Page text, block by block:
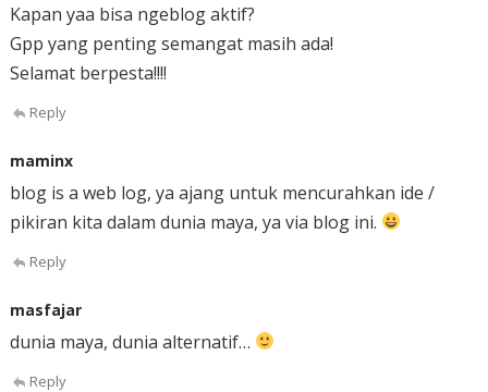
Kapan yaa bisa ngeblog aktif?
Gpp yang penting semangat masih ada!
Selamat berpesta!!!!
Reply
maminx
blog is a web log, ya ajang untuk mencurahkan ide /
pikiran kita dalam dunia maya, ya via blog ini.
Reply
masfajar
dunia maya, dunia alternatif…
Reply